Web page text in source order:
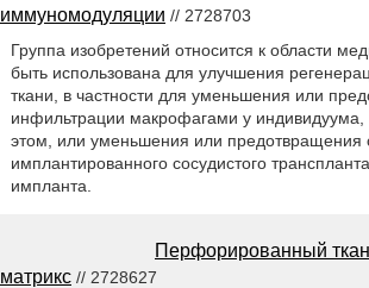
иммуномодуляции // 2728703
Группа изобретений относится к области
быть использована для улучшения
ткани, в частности для уменьшения или
инфильтрации макрофагами у
этом, или уменьшения или предотвращения
имплантированного сосудистого
импланта.
Перфорированный
матрикс // 2728627